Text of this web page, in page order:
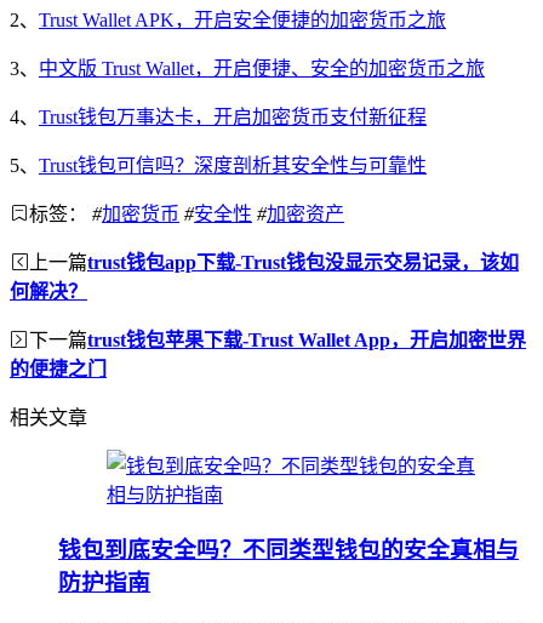
2、 Trust Wallet APK，开启安全便捷的加密货币之旅
3、 中文版 Trust Wallet，开启便捷、安全的加密货币之旅
4、 Trust钱包万事达卡，开启加密货币支付新征程
5、 Trust钱包可信吗？深度剖析其安全性与可靠性
标签： #加密货币 #安全性 #加密资产
上一篇trust钱包app下载-Trust钱包没显示交易记录，该如
何解决？
下一篇trust钱包苹果下载-Trust Wallet App，开启加密世界
的便捷之门
相关文章
钱包到底安全吗？不同类型钱包的安全真相与
防护指南